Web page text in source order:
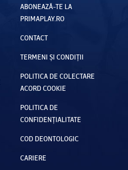
ABONEAZĂ-TE LA
PRIMAPLAY.RO
CONTACT
TERMENI ȘI CONDIȚII
POLITICA DE COLECTARE
ACORD COOKIE
POLITICA DE
CONFIDENȚIALITATE
COD DEONTOLOGIC
CARIERE